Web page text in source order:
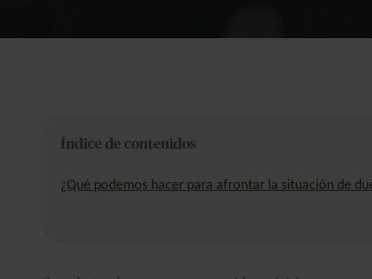
Índice de contenidos
¿Qué podemos hacer para afrontar la situación de